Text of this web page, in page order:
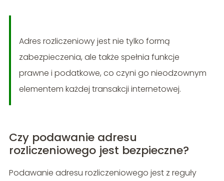
Adres rozliczeniowy jest nie tylko formą
zabezpieczenia, ale także spełnia funkcje
prawne i podatkowe, co czyni go nieodzownym
elementem każdej transakcji internetowej.
Czy podawanie adresu
rozliczeniowego jest bezpieczne?
Podawanie adresu rozliczeniowego jest z reguły